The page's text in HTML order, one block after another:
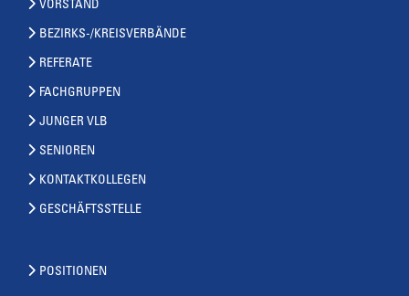
VORSTAND
BEZIRKS-/KREISVERBÄNDE
REFERATE
FACHGRUPPEN
JUNGER VLB
SENIOREN
KONTAKTKOLLEGEN
GESCHÄFTSSTELLE
POSITIONEN